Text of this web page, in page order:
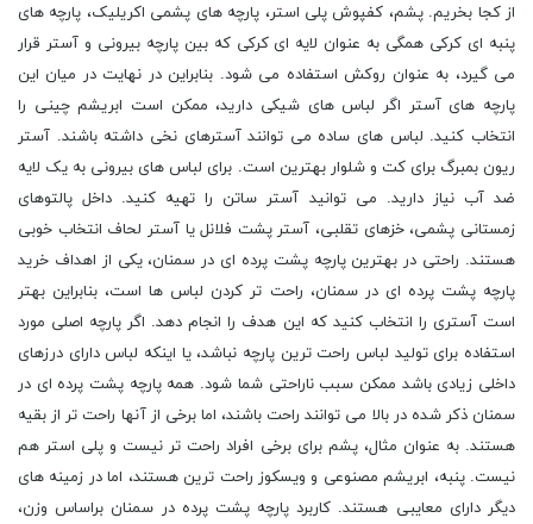
از کجا بخریم. پشم، کفپوش پلی استر، پارچه های پشمی اکریلیک، پارچه های
پنبه ای کرکی همگی به عنوان لایه ای کرکی که بین پارچه بیرونی و آستر قرار
می گیرد، به عنوان روکش استفاده می شود. بنابراین در نهایت در میان این
پارچه های آستر اگر لباس های شیکی دارید، ممکن است ابریشم چینی را
انتخاب کنید. لباس های ساده می توانند آسترهای نخی داشته باشند. آستر
ریون بمبرگ برای کت و شلوار بهترین است. برای لباس های بیرونی به یک لایه
ضد آب نیاز دارید. می توانید آستر ساتن را تهیه کنید. داخل پالتوهای
زمستانی پشمی، خزهای تقلبی، آستر پشت فلانل یا آستر لحاف انتخاب خوبی
هستند. راحتی در بهترین پارچه پشت پرده ای در سمنان، یکی از اهداف خرید
پارچه پشت پرده ای در سمنان، راحت تر کردن لباس ها است، بنابراین بهتر
است آستری را انتخاب کنید که این هدف را انجام دهد. اگر پارچه اصلی مورد
استفاده برای تولید لباس راحت ترین پارچه نباشد، یا اینکه لباس دارای درزهای
داخلی زیادی باشد ممکن سبب ناراحتی شما شود. همه پارچه پشت پرده ای در
سمنان ذکر شده در بالا می توانند راحت باشند، اما برخی از آنها راحت تر از بقیه
هستند. به عنوان مثال، پشم برای برخی افراد راحت تر نیست و پلی استر هم
نیست. پنبه، ابریشم مصنوعی و ویسکوز راحت ترین هستند، اما در زمینه های
دیگر دارای معایبی هستند. کاربرد پارچه پشت پرده در سمنان براساس وزن،